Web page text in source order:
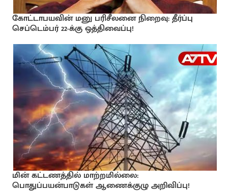
கோட்டாபயவின் மனு பரிசீலனை நிறைவு: தீர்ப்பு
செப்டெம்பர் 22-க்கு ஒத்திவைப்பு!
மின் கட்டணத்தில் மாற்றமில்லை:
பொதுப்பயன்பாடுகள் ஆணைக்குழு அறிவிப்பு!